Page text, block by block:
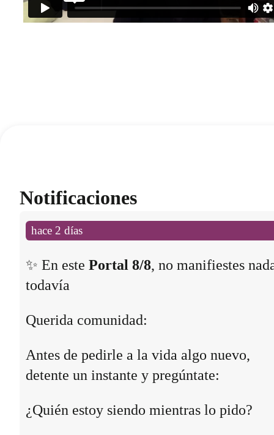
Notificaciones
hace 2 días
✨ En este Portal 8/8, no manifiestes
todavía
Querida comunidad:
Antes de pedirle a la vida algo nuevo,
detente un instante y pregúntate:
¿Quién estoy siendo mientras lo pido?